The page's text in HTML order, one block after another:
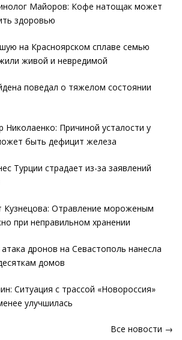
Майоров: Кофе натощак может
здоровью
на Красноярском сплаве семью
живой и невредимой
поведал о тяжелом состоянии
Николаенко: Причиной усталости у
быть дефицит железа
Турции страдает из-за заявлений
Кузнецова: Отравление мороженым
при неправильном хранении
дронов на Севастополь нанесла
домов
Ситуация с трассой «Новороссия»
улучшилась
Все новости →